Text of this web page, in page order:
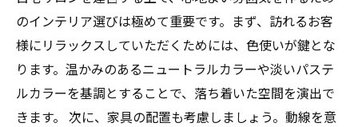
のインテリア選びは極めて重要です。まず、訪れるお客
様にリラックスしていただくためには、色使いが鍵とな
ります。温かみのあるニュートラルカラーや淡いパステ
ルカラーを基調とすることで、落ち着いた空間を演出で
きます。 次に、家具の配置も考慮しましょう。動線を意